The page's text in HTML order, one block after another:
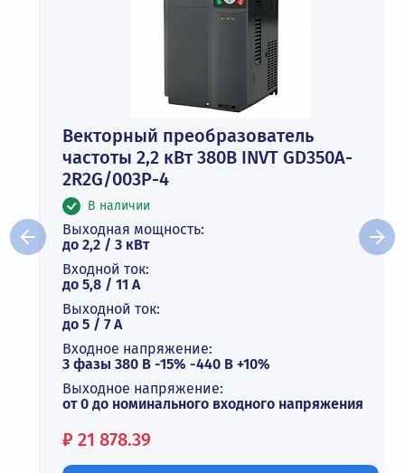
Векторный преобразователь
частоты 2,2 кВт 380В INVT GD350A-
2R2G/003P-4
В наличии
Выходная мощность:
до 2,2 / 3 кВт
Входной ток:
до 5,8 / 11 А
Выходной ток:
до 5 / 7 A
Входное напряжение:
3 фазы 380 В -15% -440 В +10%
Выходное напряжение:
от 0 до номинального входного напряжения
Цена:
₽ 21 878.39